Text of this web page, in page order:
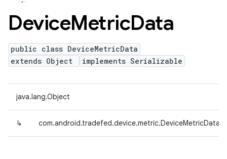
DeviceMetricData
public class DeviceMetricData
extends Object
implements Serializable
java.lang.Object
↳ com.android.tradefed.device.metric.DeviceMetricData